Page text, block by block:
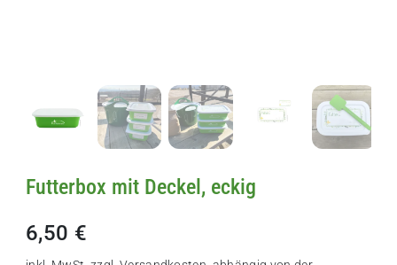
Futterbox mit Deckel, eckig
6,50 €